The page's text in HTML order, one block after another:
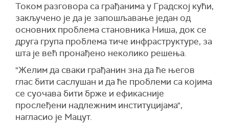
Током разговора са грађанима у Градској кући,
закључено је да је запошљавање један од
основних проблема становника Ниша, док се
друга група проблема тиче инфраструктуре, за
шта је већ пронађено неколико решења.
"Желим да сваки грађанин зна да ће његов
глас бити саслушан и да ће проблеми са којима
се суочава бити брже и ефикасније
прослеђени надлежним институцијама",
нагласио је Мацут.